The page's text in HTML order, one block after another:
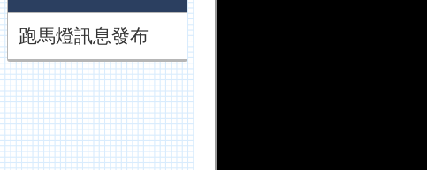
跑馬燈訊息發布